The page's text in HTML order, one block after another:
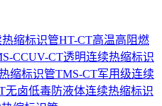
缩标识管HT-CT高温高阻燃
CCUV-CT透明连续热缩标识
缩标识管TMS-CT军用级连续
无卤低毒防液体连续热缩标识